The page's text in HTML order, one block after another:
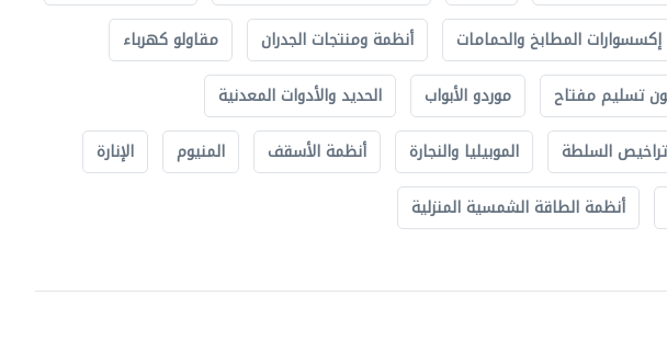
إكسسوارات المطابخ والحمامات أنظمة ومنتجات الجدران
مقاولو كهرباء
تسليم مفتاح موردو الأبواب
الحديد والأدوات المعدنية
السلطة الموبيليا والنجارة أنظمة الأسقف المنيوم
الإنارة
أنظمة الطاقة الشمسية المنزلية